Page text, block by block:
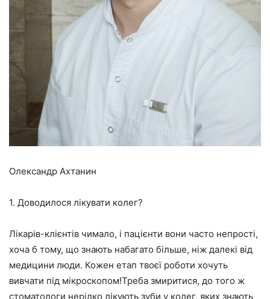
Олександр Ахтанин
1. Доводилося лікувати колег?
Лікарів-клієнтів чимало, і пацієнти вони часто непрості,
хоча б тому, що знають набагато більше, ніж далекі від
медицини люди. Кожен етап твоєї роботи хочуть
вивчати під мікроскопом!Треба змиритися, до того ж
стоматологи нерідко лікують зуби у колег, яких знають